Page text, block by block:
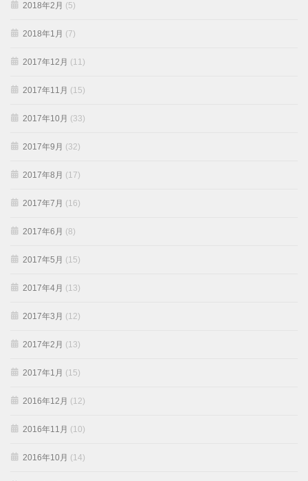
2018年2月 (5)
2018年1月 (7)
2017年12月 (11)
2017年11月 (15)
2017年10月 (33)
2017年9月 (32)
2017年8月 (17)
2017年7月 (16)
2017年6月 (8)
2017年5月 (15)
2017年4月 (13)
2017年3月 (12)
2017年2月 (13)
2017年1月 (15)
2016年12月 (12)
2016年11月 (10)
2016年10月 (14)